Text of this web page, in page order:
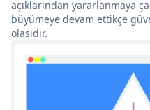
açıklarından yararlanmaya
büyümeye devam ettikçe
olasıdır.